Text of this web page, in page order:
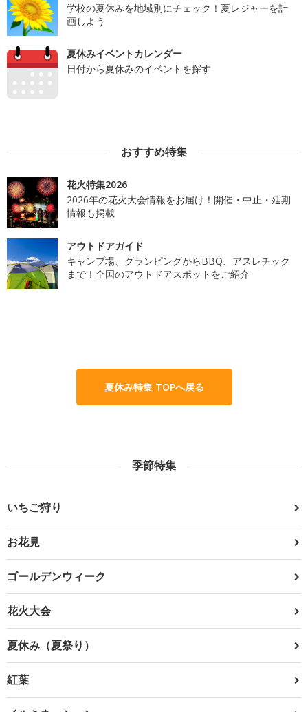
学校の夏休みを地域別にチェック！夏レジャーを計
画しよう
夏休みイベントカレンダー
日付から夏休みのイベントを探す
おすすめ特集
花火特集2026
2026年の花火大会情報をお届け！開催・中止・延期
情報も掲載
アウトドアガイド
キャンプ場、グランピングからBBQ、アスレチック
まで！全国のアウトドアスポットをご紹介
夏休み特集 TOPへ戻る
季節特集
いちご狩り
お花見
ゴールデンウィーク
花火大会
夏休み（夏祭り）
紅葉